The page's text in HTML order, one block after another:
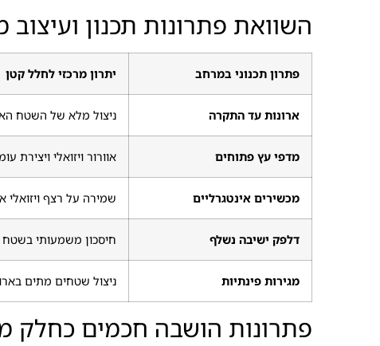
השוואת פתרונות תכנון
פתרון תכנוני במרחב יתרון מרכזי לחלל קטן
ארונות עד התקרה ניצול מלא של השטח
מדפי עץ פתוחים אוורור ויזואלי ויצירת
מכשירים אינטגרליים שמירה על רצף ויזואלי
דלפק ישיבה נשלף חיסכון משמעותי
מגירות פינתיות ניצול שטחים מתים
פתרונות הושבה חכמים כחלק